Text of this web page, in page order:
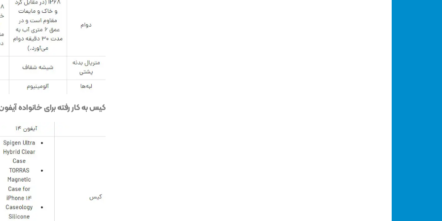
کیس به کار رفته برای خانواده آیفون ۱۴ به شرح زیر